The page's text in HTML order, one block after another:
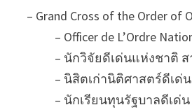
– Grand Cross of the Order
– Officer de L’Ordre
– นักวิจัยดีเด่นแห่งชาติ ส
– นิสิตเก่านิติศาสตร์ดีเด่น
– นักเรียนทุนรัฐบาลดีเด่น